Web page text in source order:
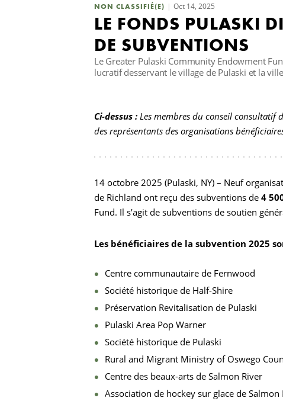
NON CLASSIFIÉ(E) Oct 14, 2025
LE FONDS PULASKI
DE SUBVENTIONS
Le Greater Pulaski Community Endowment
lucratif desservant le village de Pulaski et la
Ci-dessus : Les membres du conseil consultatif
des représentants des organisations
14 octobre 2025 (Pulaski, NY) – Neuf
de Richland ont reçu des subventions de 4
Fund. Il s’agit de subventions de soutien
Les bénéficiaires de la subvention 2025
Centre communautaire de Fernwood
Société historique de Half-Shire
Préservation Revitalisation de Pulaski
Pulaski Area Pop Warner
Société historique de Pulaski
Rural and Migrant Ministry of Oswego
Centre des beaux-arts de Salmon River
Association de hockey sur glace de Salmon